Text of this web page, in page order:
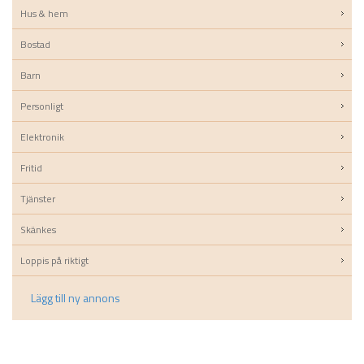
Hus & hem
Bostad
Barn
Personligt
Elektronik
Fritid
Tjänster
Skänkes
Loppis på riktigt
Lägg till ny annons